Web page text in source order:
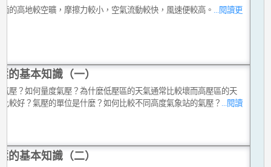
的高地較空曠，摩擦力較小，空氣流動較快，風速便較高。 ...閱讀更
的基本知識（一）
壓？如何量度氣壓？為什麼低壓區的天氣通常比較壞而高壓區的天
較好？氣壓的單位是什麼？如何比較不同高度氣象站的氣壓？ ...閱讀
的基本知識（二）